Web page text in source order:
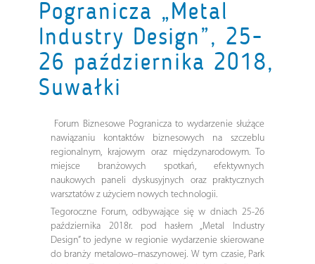
Pogranicza „Metal
Industry Design”, 25-
26 października 2018,
Suwałki
Forum Biznesowe Pogranicza to wydarzenie służące
nawiązaniu kontaktów biznesowych na szczeblu
regionalnym, krajowym oraz międzynarodowym. To
miejsce branżowych spotkań, efektywnych
naukowych paneli dyskusyjnych oraz praktycznych
warsztatów z użyciem nowych technologii.
Tegoroczne Forum, odbywające się w dniach 25-26
października 2018r. pod hasłem „Metal Industry
Design” to jedyne w regionie wydarzenie skierowane
do branży metalowo–maszynowej. W tym czasie, Park